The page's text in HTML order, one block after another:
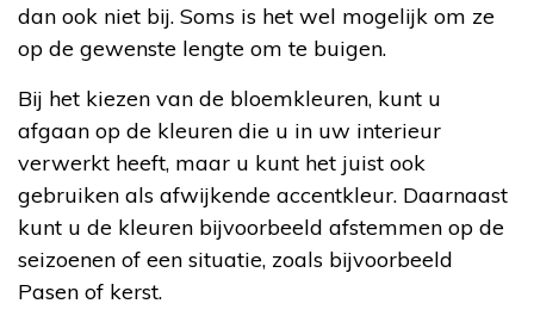
dan ook niet bij. Soms is het wel mogelijk om ze
op de gewenste lengte om te buigen.
Bij het kiezen van de bloemkleuren, kunt u
afgaan op de kleuren die u in uw interieur
verwerkt heeft, maar u kunt het juist ook
gebruiken als afwijkende accentkleur. Daarnaast
kunt u de kleuren bijvoorbeeld afstemmen op de
seizoenen of een situatie, zoals bijvoorbeeld
Pasen of kerst.